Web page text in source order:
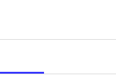
sit amet ...
dolor sit amet ...